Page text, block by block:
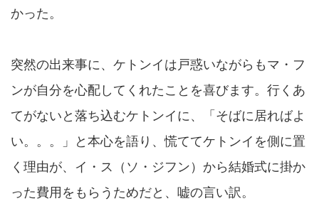
かった。
突然の出来事に、ケトンイは戸惑いながらもマ・フ
ンが自分を心配してくれたことを喜びます。行くあ
てがないと落ち込むケトンイに、「そばに居ればよ
い。。。」と本心を語り、慌ててケトンイを側に置
く理由が、イ・ス（ソ・ジフン）から結婚式に掛か
った費用をもらうためだと、嘘の言い訳。